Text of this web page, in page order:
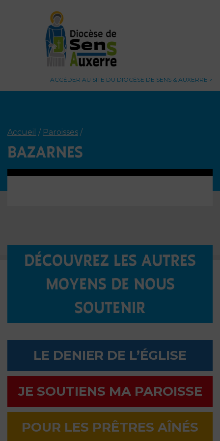
ACCÉDER AU SITE DU DIOCÈSE DE SENS & AUXERRE
Accueil / Paroisses /
BAZARNES
DÉCOUVREZ LES AUTRES
MOYENS DE NOUS
SOUTENIR
LE DENIER DE L’ÉGLISE
JE SOUTIENS MA PAROISSE
POUR LES PRÊTRES AÎNÉS